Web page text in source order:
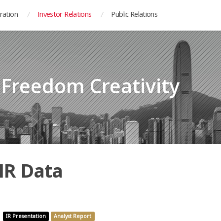
Investor Relations Public Relations
Creativity
Data
IR Presentation Analyst Report